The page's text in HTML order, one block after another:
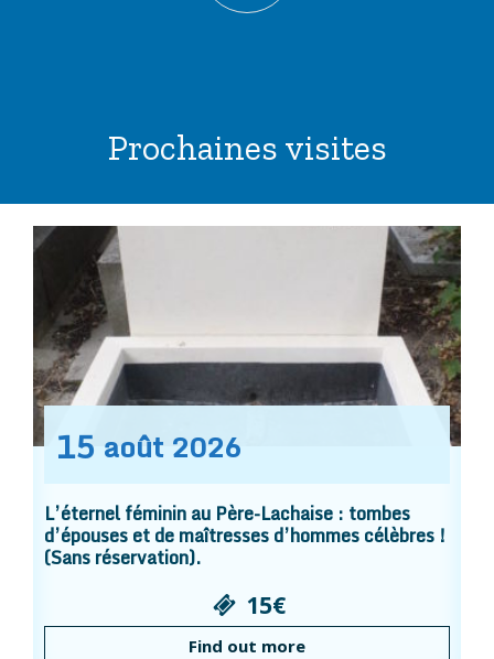
Prochaines visites
15 août 2026
L’éternel féminin au Père-Lachaise : tombes
d’épouses et de maîtresses d’hommes célèbres !
(Sans réservation).
15€
Find out more